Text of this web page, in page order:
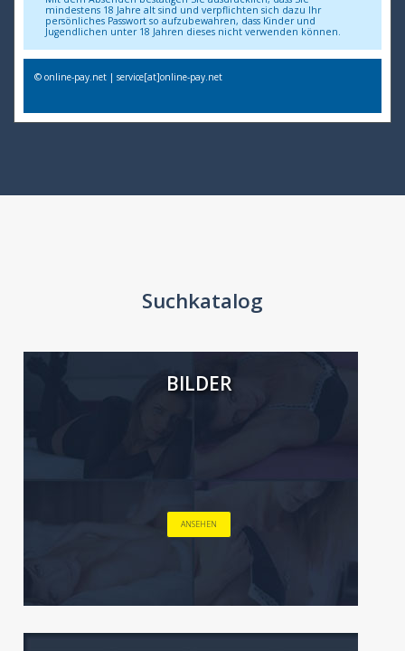
mindestens 18 Jahre alt sind und verpflichten sich dazu Ihr
persönliches Passwort so aufzubewahren, dass Kinder und
Jugendlichen unter 18 Jahren dieses nicht verwenden können.
© online-pay.net | service[at]online-pay.net
Suchkatalog
BILDER
ANSEHEN